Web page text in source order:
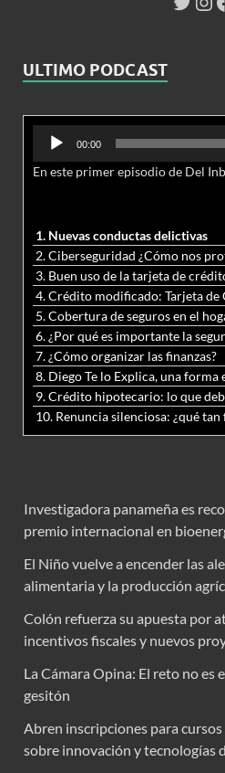
ULTIMO PODCAST
Reproductor
audio
00:00
1. Nuevas conductas delictivas
2. Ciberseguridad ¿Cómo nos
3. Buen uso de la tarjeta de
4. Crédito modificado: Tarjeta de
5. Cobertura de seguros en el
6. ¿Por qué es importante la
7. ¿Cómo organizar las finanzas?
10. Renuncia silenciosa: ¿qué tan
Investigadora panameña es
premio internacional en
El Niño vuelve a encender las
alimentaria y la producción
Colón refuerza su apuesta por
incentivos fiscales y nuevos
La Cámara Opina: El reto no es
gesitón
Abren inscripciones para
sobre innovación y tecnologías